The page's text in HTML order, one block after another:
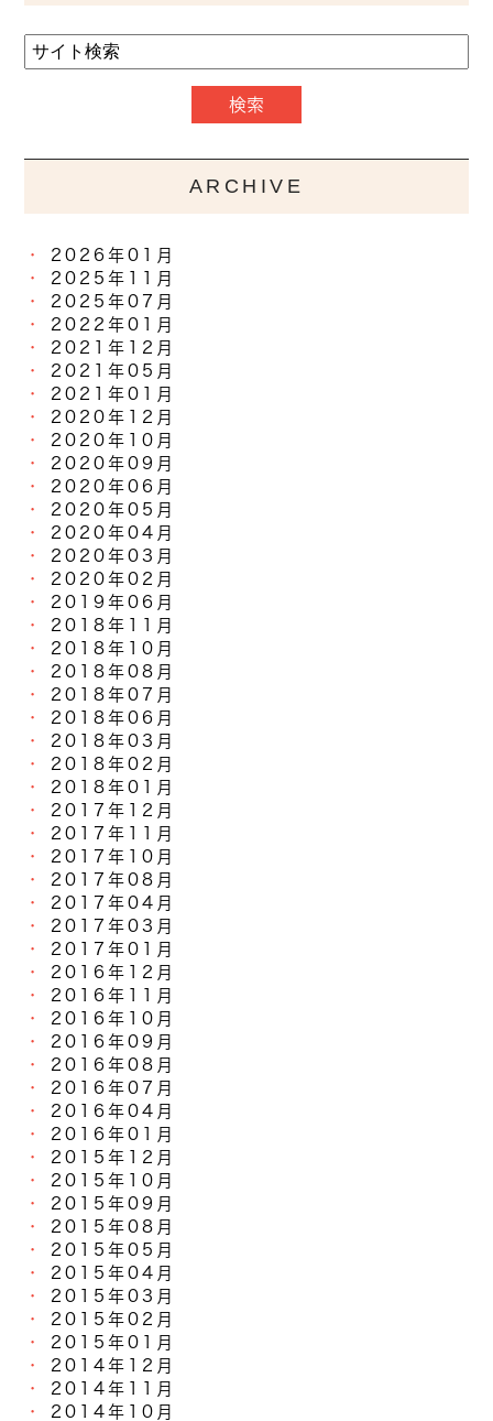
ARCHIVE
2026年01月
2025年11月
2025年07月
2022年01月
2021年12月
2021年05月
2021年01月
2020年12月
2020年10月
2020年09月
2020年06月
2020年05月
2020年04月
2020年03月
2020年02月
2019年06月
2018年11月
2018年10月
2018年08月
2018年07月
2018年06月
2018年03月
2018年02月
2018年01月
2017年12月
2017年11月
2017年10月
2017年08月
2017年04月
2017年03月
2017年01月
2016年12月
2016年11月
2016年10月
2016年09月
2016年08月
2016年07月
2016年04月
2016年01月
2015年12月
2015年10月
2015年09月
2015年08月
2015年05月
2015年04月
2015年03月
2015年02月
2015年01月
2014年12月
2014年11月
2014年10月